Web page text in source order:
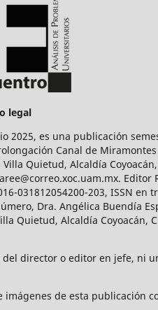
legal
2025, es una publicación
Canal de Miramontes
Quietud, Alcaldía
Editor
031812054200-203, ISSN
Dra. Angélica Buendía
Quietud, Alcaldía Coyoacán,
director o editor en jefe, ni
de esta publicación